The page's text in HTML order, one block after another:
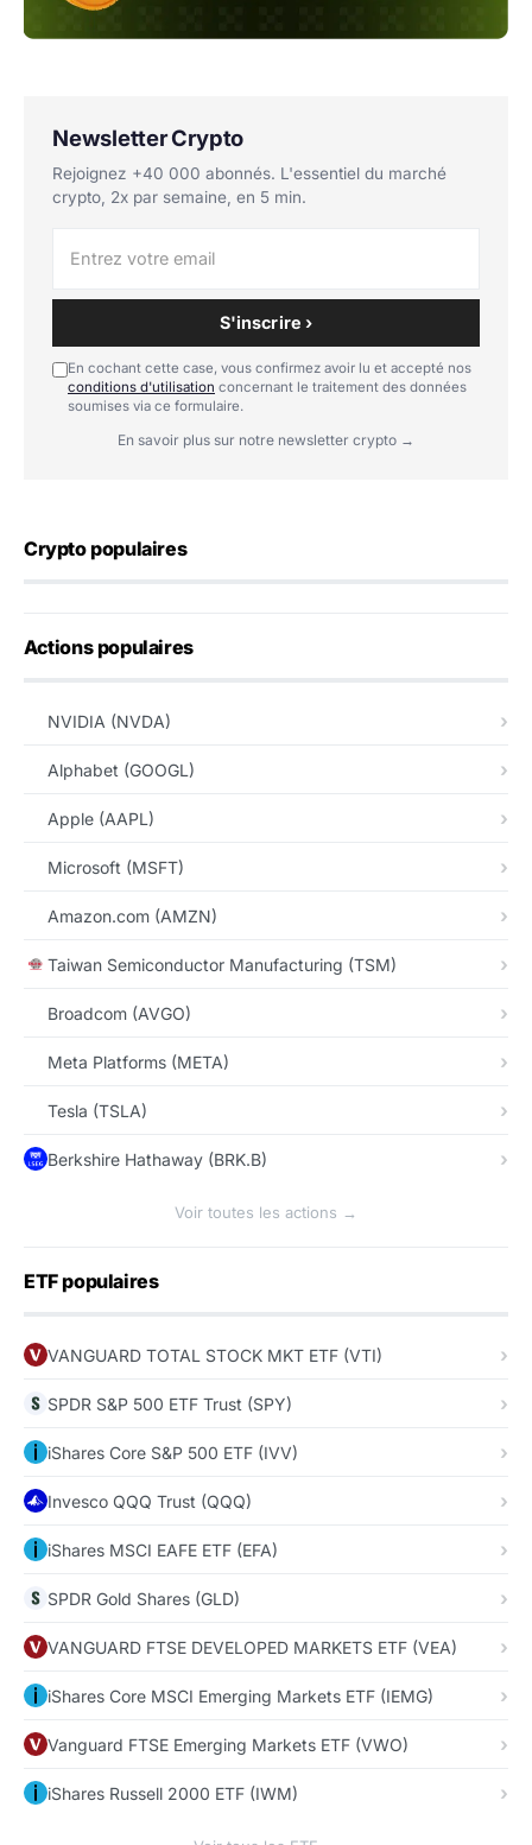
Newsletter Crypto
Rejoignez +40 000 abonnés. L'essentiel du marché
crypto, 2x par semaine, en 5 min.
S'inscrire ›
En cochant cette case, vous confirmez avoir lu et accepté nos
conditions d'utilisation concernant le traitement des données
soumises via ce formulaire.
En savoir plus sur notre newsletter crypto →
Crypto populaires
Actions populaires
NVIDIA (NVDA)
Alphabet (GOOGL)
Apple (AAPL)
Microsoft (MSFT)
Amazon.com (AMZN)
Taiwan Semiconductor Manufacturing (TSM)
Broadcom (AVGO)
Meta Platforms (META)
Tesla (TSLA)
Berkshire Hathaway (BRK.B)
Voir toutes les actions →
ETF populaires
VANGUARD TOTAL STOCK MKT ETF (VTI)
SPDR S&P 500 ETF Trust (SPY)
iShares Core S&P 500 ETF (IVV)
Invesco QQQ Trust (QQQ)
iShares MSCI EAFE ETF (EFA)
SPDR Gold Shares (GLD)
VANGUARD FTSE DEVELOPED MARKETS ETF (VEA)
iShares Core MSCI Emerging Markets ETF (IEMG)
Vanguard FTSE Emerging Markets ETF (VWO)
iShares Russell 2000 ETF (IWM)